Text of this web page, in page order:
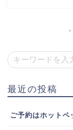
最近の投稿
ご予約はホットペ